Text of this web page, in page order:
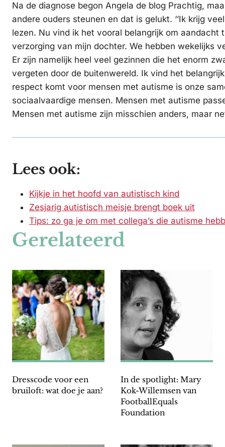
Na de diagnose begon Angela de blog Prachtig,
andere ouders steunen en dat is gelukt. ‘’Ik krijg
lezen. Nu vind ik het vooral belangrijk om
verzorging van mijn dochter. We hebben wekelijks
Er zijn namelijk heel veel gezinnen die het enorm
vergeten door de buitenwereld. Ik vind het
respect komt voor mensen met autisme is onze
sociaalvaardige mensen. Mensen met autisme
Mensen met autisme zijn misschien anders, maar
Lees ook:
Kijkje in het hoofd van autistisch kind
Zesjarig autistisch meisje brengt boek uit
Tips: zo ga je om met collega’s die autisme
Gerelateerd
Dresscode voor een
bruiloft: wat doe je aan?
In de spotlight: Mary
Kok-Willemsen van
FootballEquals
Foundation